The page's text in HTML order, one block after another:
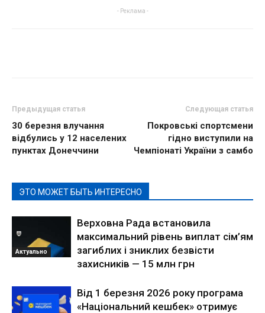
- Реклама -
Предыдущая статья
30 березня влучання
відбулись у 12 населених
пунктах Донеччини
Следующая статья
Покровські спортсмени
гідно виступили на
Чемпіонаті України з самбо
ЭТО МОЖЕТ БЫТЬ ИНТЕРЕСНО
Актуально
Верховна Рада встановила
максимальний рівень виплат сім’ям
загиблих і зниклих безвісти
захисників — 15 млн грн
Від 1 березня 2026 року програма
«Національний кешбек» отримує